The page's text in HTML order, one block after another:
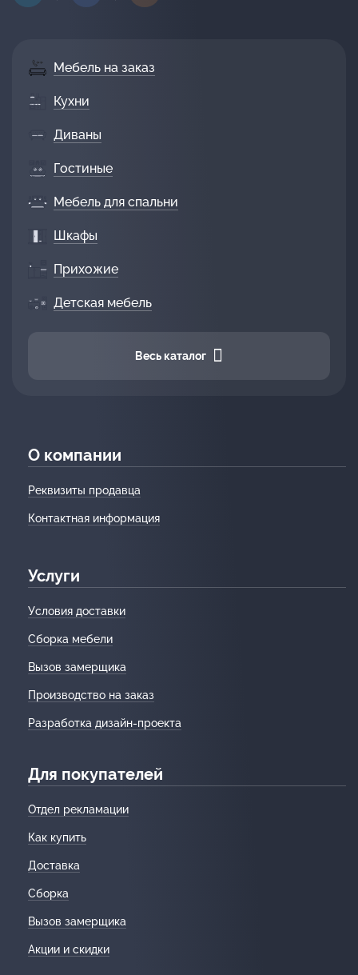
Мебель на заказ
Кухни
Диваны
Гостиные
Мебель для спальни
Шкафы
Прихожие
Детская мебель
Весь каталог
О компании
Реквизиты продавца
Контактная информация
Услуги
Условия доставки
Сборка мебели
Вызов замерщика
Производство на заказ
Разработка дизайн-проекта
Для покупателей
Отдел рекламации
Как купить
Доставка
Сборка
Вызов замерщика
Акции и скидки